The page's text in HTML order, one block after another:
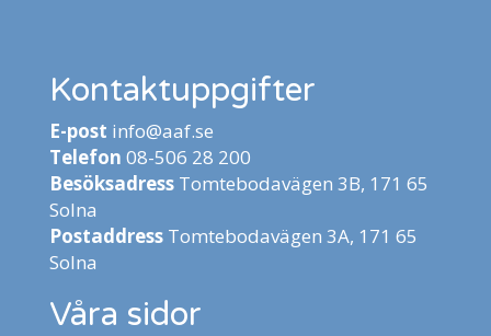
Kontaktuppgifter
E-post info@aaf.se
Telefon 08-506 28 200
Besöksadress Tomtebodavägen 3B, 171 65
Solna
Postaddress Tomtebodavägen 3A, 171 65
Solna
Våra sidor